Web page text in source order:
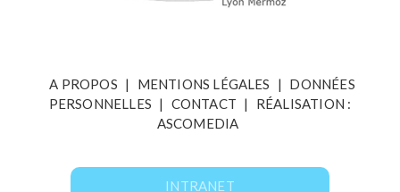
A PROPOS | MENTIONS LÉGALES |
DONNÉES
PERSONNELLES | CONTACT |
RÉALISATION :
ASCOMEDIA
INTRANET